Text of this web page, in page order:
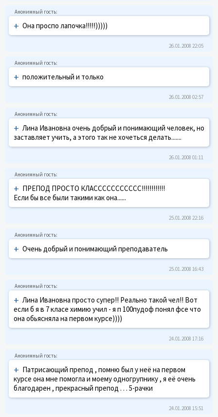
+ Она проспо лапочка!!!!!)))))
26.01.2008 22:05
+ положительный и только
26.01.2008 02:57
+ Лина Ивановна очень добрый и понимающий человек, но
заставляет учить, а этого так не хочеться делать.......
26.01.2008 01:11
+ ПРЕПОД ПРОСТО КЛАССССССССССС!!!!!!!!!!!!
Если бы все были такими как она......
25.01.2008 22:16
+ Очень добрый и понимающий преподаватель
25.01.2008 16:43
+ Лина Ивановна просто супер!! Реально такой чел!! Вот
если б я в 7 класе химию учил - я п 100пудоф понял фсе что
она обьясняла на первом курсе))))
24.01.2008 17:16
+ Патрисающий препод , помню был у неё на первом
курсе она мне помогла и моему одногрупнику , я её очень
благодарен , прекрасный препод . . . 5-рачки
24.01.2008 15:51